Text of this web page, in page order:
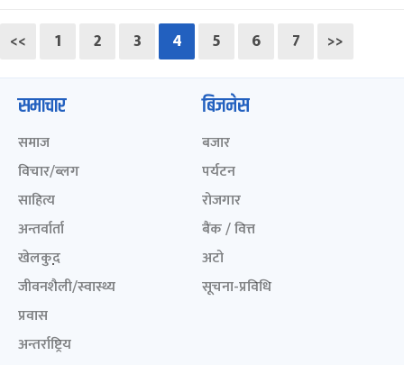
<< 1 2 3 4 5 6 7 >>
समाचार
समाज
विचार/ब्लग
साहित्य
अन्तर्वार्ता
खेलकुद़़
जीवनशैली/स्वास्थ्य
प्रवास
अन्तर्राष्ट्रिय
बिजनेस
बजार
पर्यटन
रोजगार
बैंक / वित्त
अटो
सूचना-प्रविधि